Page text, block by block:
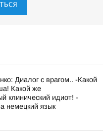
Диалог с врагом.. -Какой
Какой же
клинический идиот! -
немецкий язык